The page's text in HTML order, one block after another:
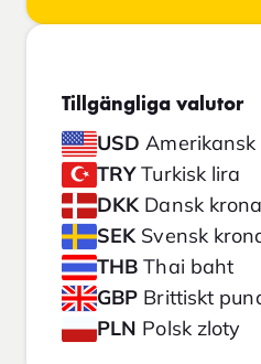
Tillgängliga valutor
USD
TRYTurkisk lira
DKK Dansk krona
SEK Svensk
THBThai baht
GBP Brittiskt
PLN Polsk zloty